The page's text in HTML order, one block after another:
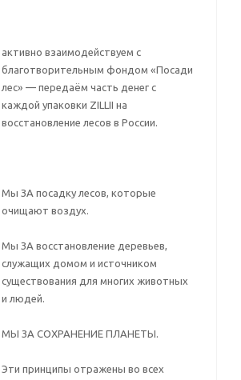
активно взаимодействуем с
благотворительным фондом «Посади
лес» — передаём часть денег с
каждой упаковки ZILLII на
восстановление лесов в России.
Мы ЗА посадку лесов, которые
очищают воздух.
Мы ЗА восстановление деревьев,
служащих домом и источником
существования для многих животных
и людей.
МЫ ЗА СОХРАНЕНИЕ ПЛАНЕТЫ.
Эти принципы отражены во всех